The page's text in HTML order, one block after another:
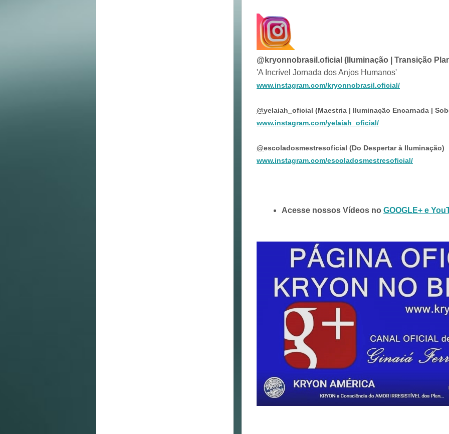
@kryonnobrasil.oficial (Iluminação | Transição
'A Incrível Jornada dos Anjos Humanos'
www.instagram.com/kryonnobrasil.oficial/
@yelaiah_oficial (Maestria | Iluminação Encarnada |
www.instagram.com/yelaiah_oficial/
@escoladosmestresoficial (Do Despertar à Iluminação)
www.instagram.com/escoladosmestresoficial/
Acesse nossos Vídeos no GOOGLE+ e